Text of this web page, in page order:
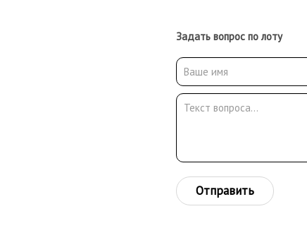
Задать вопрос по лоту
Отправить